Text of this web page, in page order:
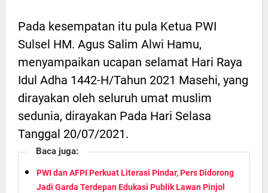
Pada kesempatan itu pula Ketua PWI
Sulsel HM. Agus Salim Alwi Hamu,
menyampaikan ucapan selamat Hari Raya
Idul Adha 1442-H/Tahun 2021 Masehi, yang
dirayakan oleh seluruh umat muslim
sedunia, dirayakan Pada Hari Selasa
Tanggal 20/07/2021.
Baca juga:
PWI dan AFPI Perkuat Literasi Pindar, Pers Didorong
Jadi Garda Terdepan Edukasi Publik Lawan Pinjol